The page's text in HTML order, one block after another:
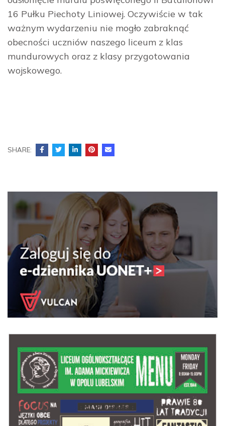
16 Pułku Piechoty Liniowej. Oczywiście w tak
ważnym wydarzeniu nie mogło zabraknąć
obecności uczniów naszego liceum z klas
mundurowych oraz z klasy przygotowania
wojskowego.
SHARE: